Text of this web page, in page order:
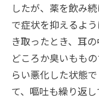
したが、薬を飲み
で症状を抑えるよ
き取ったとき、耳
どころか臭いもも
らい悪化した状態
て、嘔吐も繰り返